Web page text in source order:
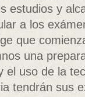
estudios y
a los
que
una
el uso de la
tendrán sus